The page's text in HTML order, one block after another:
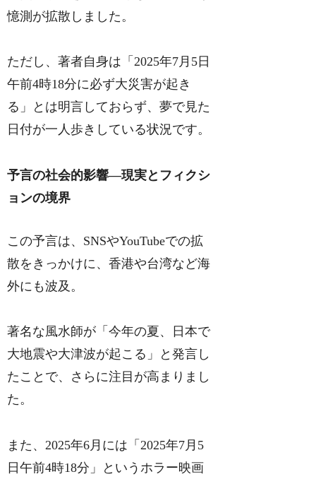
憶測が拡散しました。
ただし、著者自身は「2025年7月5日
午前4時18分に必ず大災害が起き
る」とは明言しておらず、夢で見た
日付が一人歩きしている状況です。
予言の社会的影響―現実とフィクシ
ョンの境界
この予言は、SNSやYouTubeでの拡
散をきっかけに、香港や台湾など海
外にも波及。
著名な風水師が「今年の夏、日本で
大地震や大津波が起こる」と発言し
たことで、さらに注目が高まりまし
た。
また、2025年6月には「2025年7月5
日午前4時18分」というホラー映画